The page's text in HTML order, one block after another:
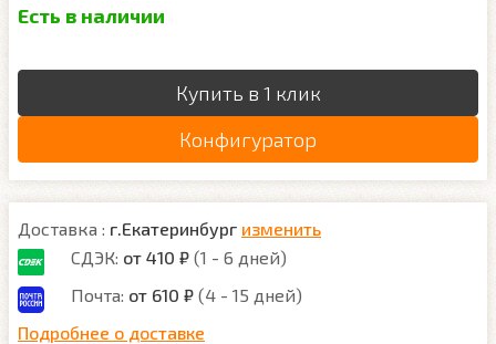
Есть в наличии
Купить в 1 клик
Конфигуратор
Доставка : г.Екатеринбург изменить
СДЭК: от 410 ₽ (1 - 6 дней)
Почта: от 610 ₽ (4 - 15 дней)
Подробнее о доставке